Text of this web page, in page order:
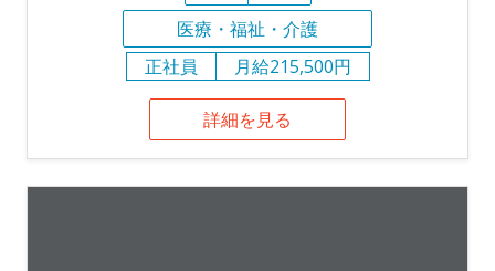
医療・福祉・介護
正社員
月給215,500円
詳細を見る